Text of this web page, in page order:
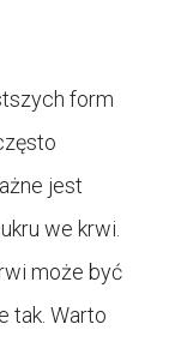
form
jest
we krwi.
może być
tak. Warto